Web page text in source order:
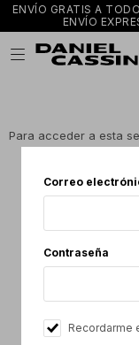
Correo
Contraseña
Recordarme
ENVÍO GRATIS A
ENVÍO

Para acceder a esta
y recibí